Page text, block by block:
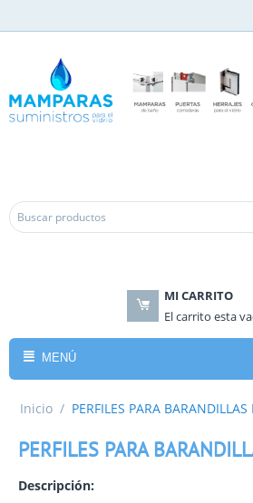
MI CARRITO
El carrito esta
MENÚ
Inicio / PERFILES PARA BARANDILLAS
PERFILES PARA
Descripción: